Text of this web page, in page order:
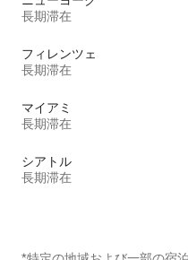
長期滞在
フィレンツェ
長期滞在
マイアミ
長期滞在
シアトル
長期滞在